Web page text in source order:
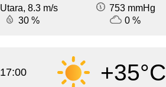
Utara, 8.3 m/s
753 mmHg
30 %
0 %
17:00 +35°C